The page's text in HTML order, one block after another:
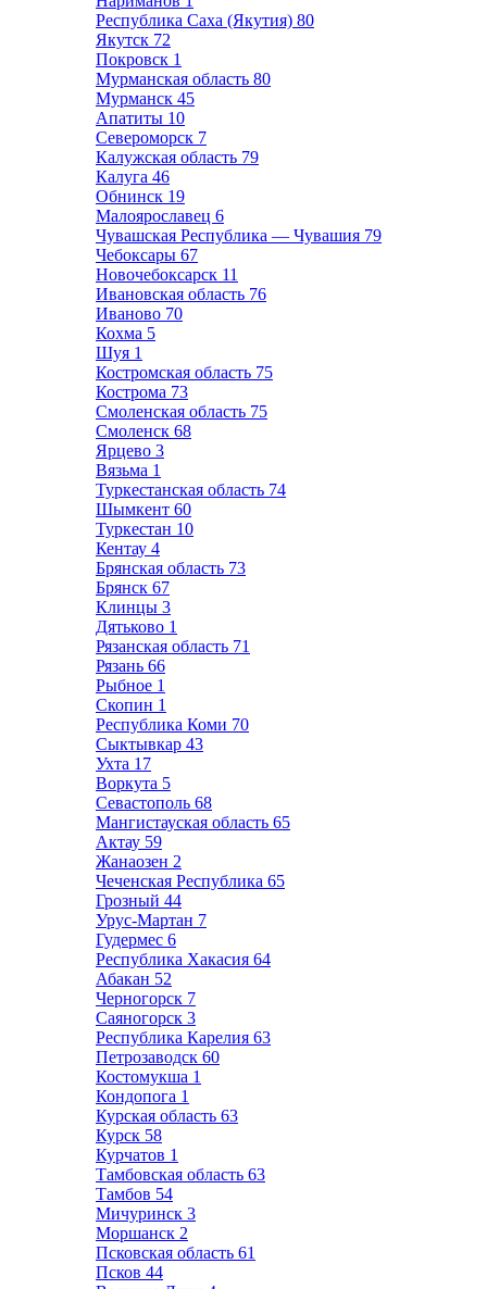
Республика Саха (Якутия) 80
Якутск 72
Покровск 1
Мурманская область 80
Мурманск 45
Апатиты 10
Североморск 7
Калужская область 79
Калуга 46
Обнинск 19
Малоярославец 6
Чувашская Республика — Чувашия 79
Чебоксары 67
Новочебоксарск 11
Ивановская область 76
Иваново 70
Кохма 5
Шуя 1
Костромская область 75
Кострома 73
Смоленская область 75
Смоленск 68
Ярцево 3
Вязьма 1
Туркестанская область 74
Шымкент 60
Туркестан 10
Кентау 4
Брянская область 73
Брянск 67
Клинцы 3
Дятьково 1
Рязанская область 71
Рязань 66
Рыбное 1
Скопин 1
Республика Коми 70
Сыктывкар 43
Ухта 17
Воркута 5
Севастополь 68
Мангистауская область 65
Актау 59
Жанаозен 2
Чеченская Республика 65
Грозный 44
Урус-Мартан 7
Гудермес 6
Республика Хакасия 64
Абакан 52
Черногорск 7
Саяногорск 3
Республика Карелия 63
Петрозаводск 60
Костомукша 1
Кондопога 1
Курская область 63
Курск 58
Курчатов 1
Тамбовская область 63
Тамбов 54
Мичуринск 3
Моршанск 2
Псковская область 61
Псков 44